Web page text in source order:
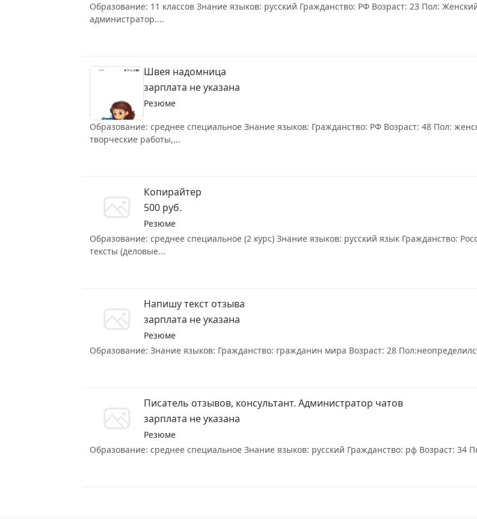
Образование: 11 классов Знание языков: русский Гражданство: РФ Возраст: 23 Пол:
администратор....
Швея надомница
зарплата не указана
Резюме
Образование: среднее специальное Знание языков: Гражданство: РФ Возраст: 48 Пол:
творческие работы,...
Копирайтер
500 руб.
Резюме
Образование: среднее специальное (2 курс) Знание языков: русский язык Гражданство:
тексты (деловые...
Напишу текст отзыва
зарплата не указана
Резюме
Образование: Знание языков: Гражданство: гражданин мира Возраст: 28
Писатель отзывов, консультант. Администратор чатов
зарплата не указана
Резюме
Образование: среднее специальное Знание языков: русский Гражданство: рф Возраст: 34